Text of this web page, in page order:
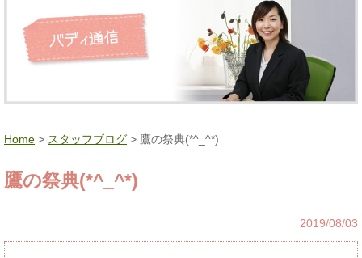
Home > スタッフブログ > 鷹の祭典(*^_^*)
鷹の祭典(*^_^*)
2019/08/03